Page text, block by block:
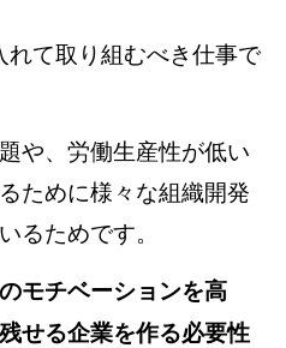
て取り組むべき仕事で
や、労働生産性が低い
ために様々な組織開発
るためです。
モチベーションを高
せる企業を作る必要性